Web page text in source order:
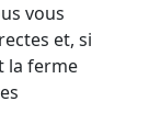
vous
et, si
la ferme